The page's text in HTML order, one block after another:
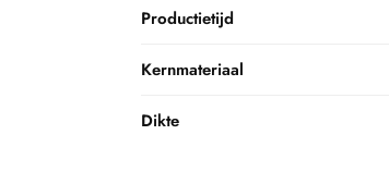
Productietijd
Kernmateriaal
Dikte